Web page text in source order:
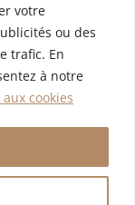
votre
ou des
trafic. En
à notre
cookies